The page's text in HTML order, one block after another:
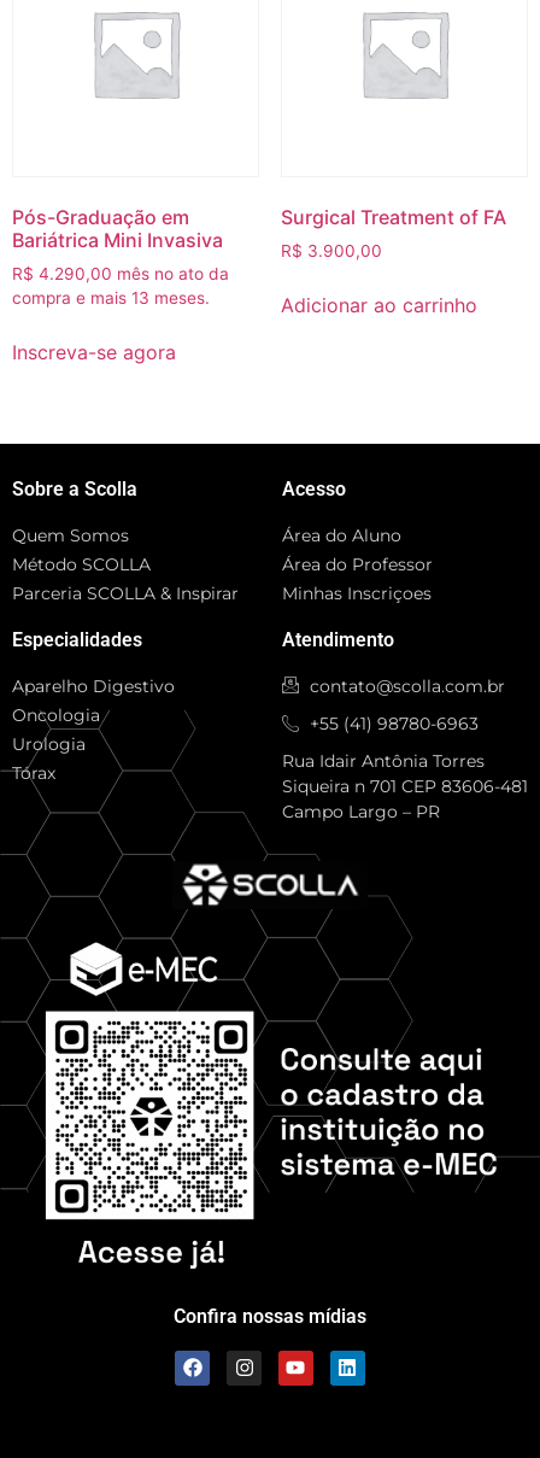
Pós-Graduação em
Bariátrica Mini Invasiva
R$ 4.290,00 mês no ato da
compra e mais 13 meses.
Inscreva-se agora
Surgical Treatment of FA‎
R$ 3.900,00
Adicionar ao carrinho
Sobre a Scolla
Quem Somos
Método SCOLLA
Parceria SCOLLA & Inspirar
Especialidades
Aparelho Digestivo
Oncologia
Urologia
Tórax
Acesso
Área do Aluno
Área do Professor
Minhas Inscriçoes
Atendimento
contato@scolla.com.br
+55 (41) 98780-6963
Rua Idair Antônia Torres
Siqueira n 701 CEP 83606-481
Campo Largo – PR
Confira nossas mídias